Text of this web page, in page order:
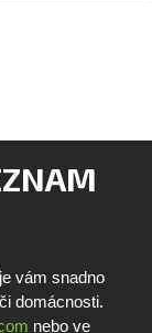
vám snadno
domácnosti.
nebo ve